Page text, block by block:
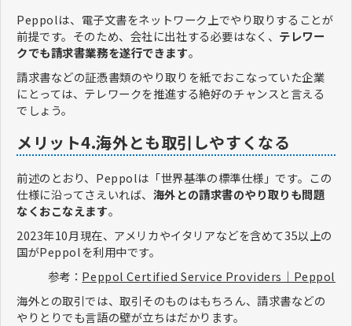
Peppolは、電子文書をネットワーク上でやり取りすることが
前提です。そのため、会社に出社する必要はなく、 テレワー
クでも請求書業務を遂行できます。
請求書などの証憑書類のやり取りを紙でおこなっていた企業
にとっては、テレワークを推進する絶好のチャンスと言える
でしょう。
メリット4.海外とも取引しやすくなる
前述のとおり、Peppolは「世界基準の標準仕様」です。この
仕様に沿ってさえいれば、 海外との請求書のやり取りも問題
なくおこなえます。
2023年10月現在、アメリカやイタリアなどを含めて35以上の
国がPeppolを利用中です。
参考： Peppol Certified Service Providers｜Peppol
海外との取引では、取引そのものはもちろん、請求書などの
やりとりでも言語の壁が立ちはだかります。